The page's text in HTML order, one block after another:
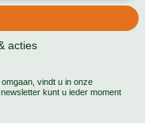
acties
vindt u in onze
kunt u ieder moment